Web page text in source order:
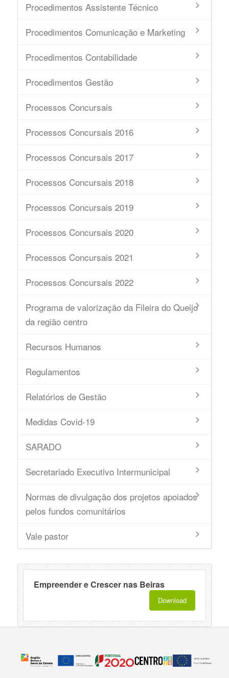
Procedimentos Assistente Técnico
Procedimentos Comunicação e Marketing
Procedimentos Contabilidade
Procedimentos Gestão
Processos Concursais
Processos Concursais 2016
Processos Concursais 2017
Processos Concursais 2018
Processos Concursais 2019
Processos Concursais 2020
Processos Concursais 2021
Processos Concursais 2022
Programa de valorização da Fileira do Queijo
da região centro
Recursos Humanos
Regulamentos
Relatórios de Gestão
Medidas Covid-19
SARADO
Secretariado Executivo Intermunicipal
Normas de divulgação dos projetos apoiados
pelos fundos comunitários
Vale pastor
Empreender e Crescer nas Beiras
Download